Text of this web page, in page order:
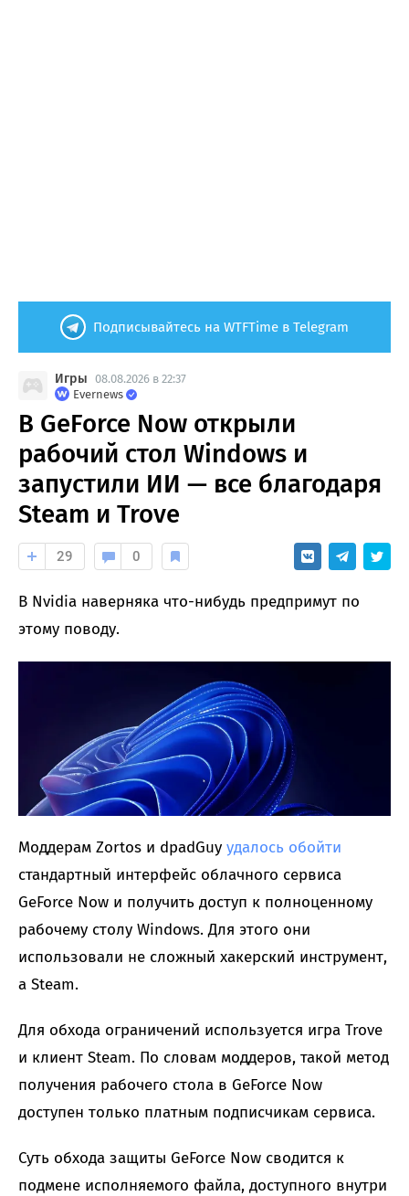
Подписывайтесь на WTFTime в Telegram
Игры 08.08.2026 в 22:37
Evernews
В GeForce Now открыли
рабочий стол Windows и
запустили ИИ — все благодаря
Steam и Trove
29 0
В Nvidia наверняка что-нибудь предпримут по
этому поводу.
Моддерам Zortos и dpadGuy удалось обойти
стандартный интерфейс облачного сервиса
GeForce Now и получить доступ к полноценному
рабочему столу Windows. Для этого они
использовали не сложный хакерский инструмент,
а Steam.
Для обхода ограничений используется игра Trove
и клиент Steam. По словам моддеров, такой метод
получения рабочего стола в GeForce Now
доступен только платным подписчикам сервиса.
Суть обхода защиты GeForce Now сводится к
подмене исполняемого файла, доступного внутри